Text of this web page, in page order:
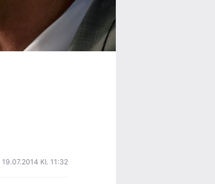
19.07.2014 Kl. 11:32